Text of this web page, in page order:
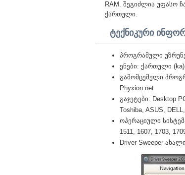
RAM. შეგიძლია უფასო
ქართული.
ტექნიკური
პროგრამული
ენები: ქართული
გამომცემელი
Phyxion.net
გაჯეტები: Desktop
Toshiba, ASUS,
ოპერაციული
1511, 1607, 1703,
Driver Sweeper